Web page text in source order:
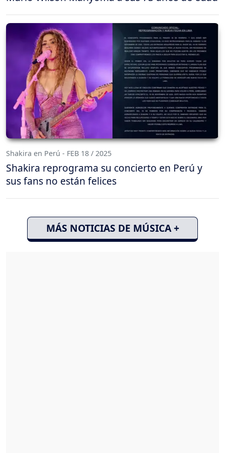
Shakira en Perú - FEB 18 / 2025
Shakira reprograma su concierto en Perú y
sus fans no están felices
MÁS NOTICIAS DE MÚSICA +